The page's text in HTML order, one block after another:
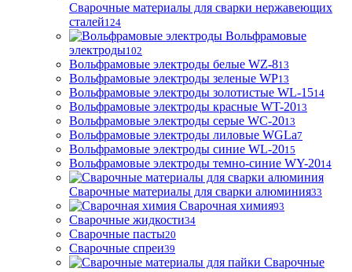
Сварочные материалы для сварки нержавеющих
сталей124
Вольфрамовые
электроды102
Вольфрамовые электроды белые WZ-813
Вольфрамовые электроды зеленые WP13
Вольфрамовые электроды золотистые WL-1514
Вольфрамовые электроды красные WT-2013
Вольфрамовые электроды серые WC-2013
Вольфрамовые электроды лиловые WGLa7
Вольфрамовые электроды синие WL-2015
Вольфрамовые электроды темно-синие WY-2014
Сварочные материалы для сварки алюминия33
Сварочная химия93
Сварочные жидкости34
Сварочные пасты20
Сварочные спреи39
Сварочные